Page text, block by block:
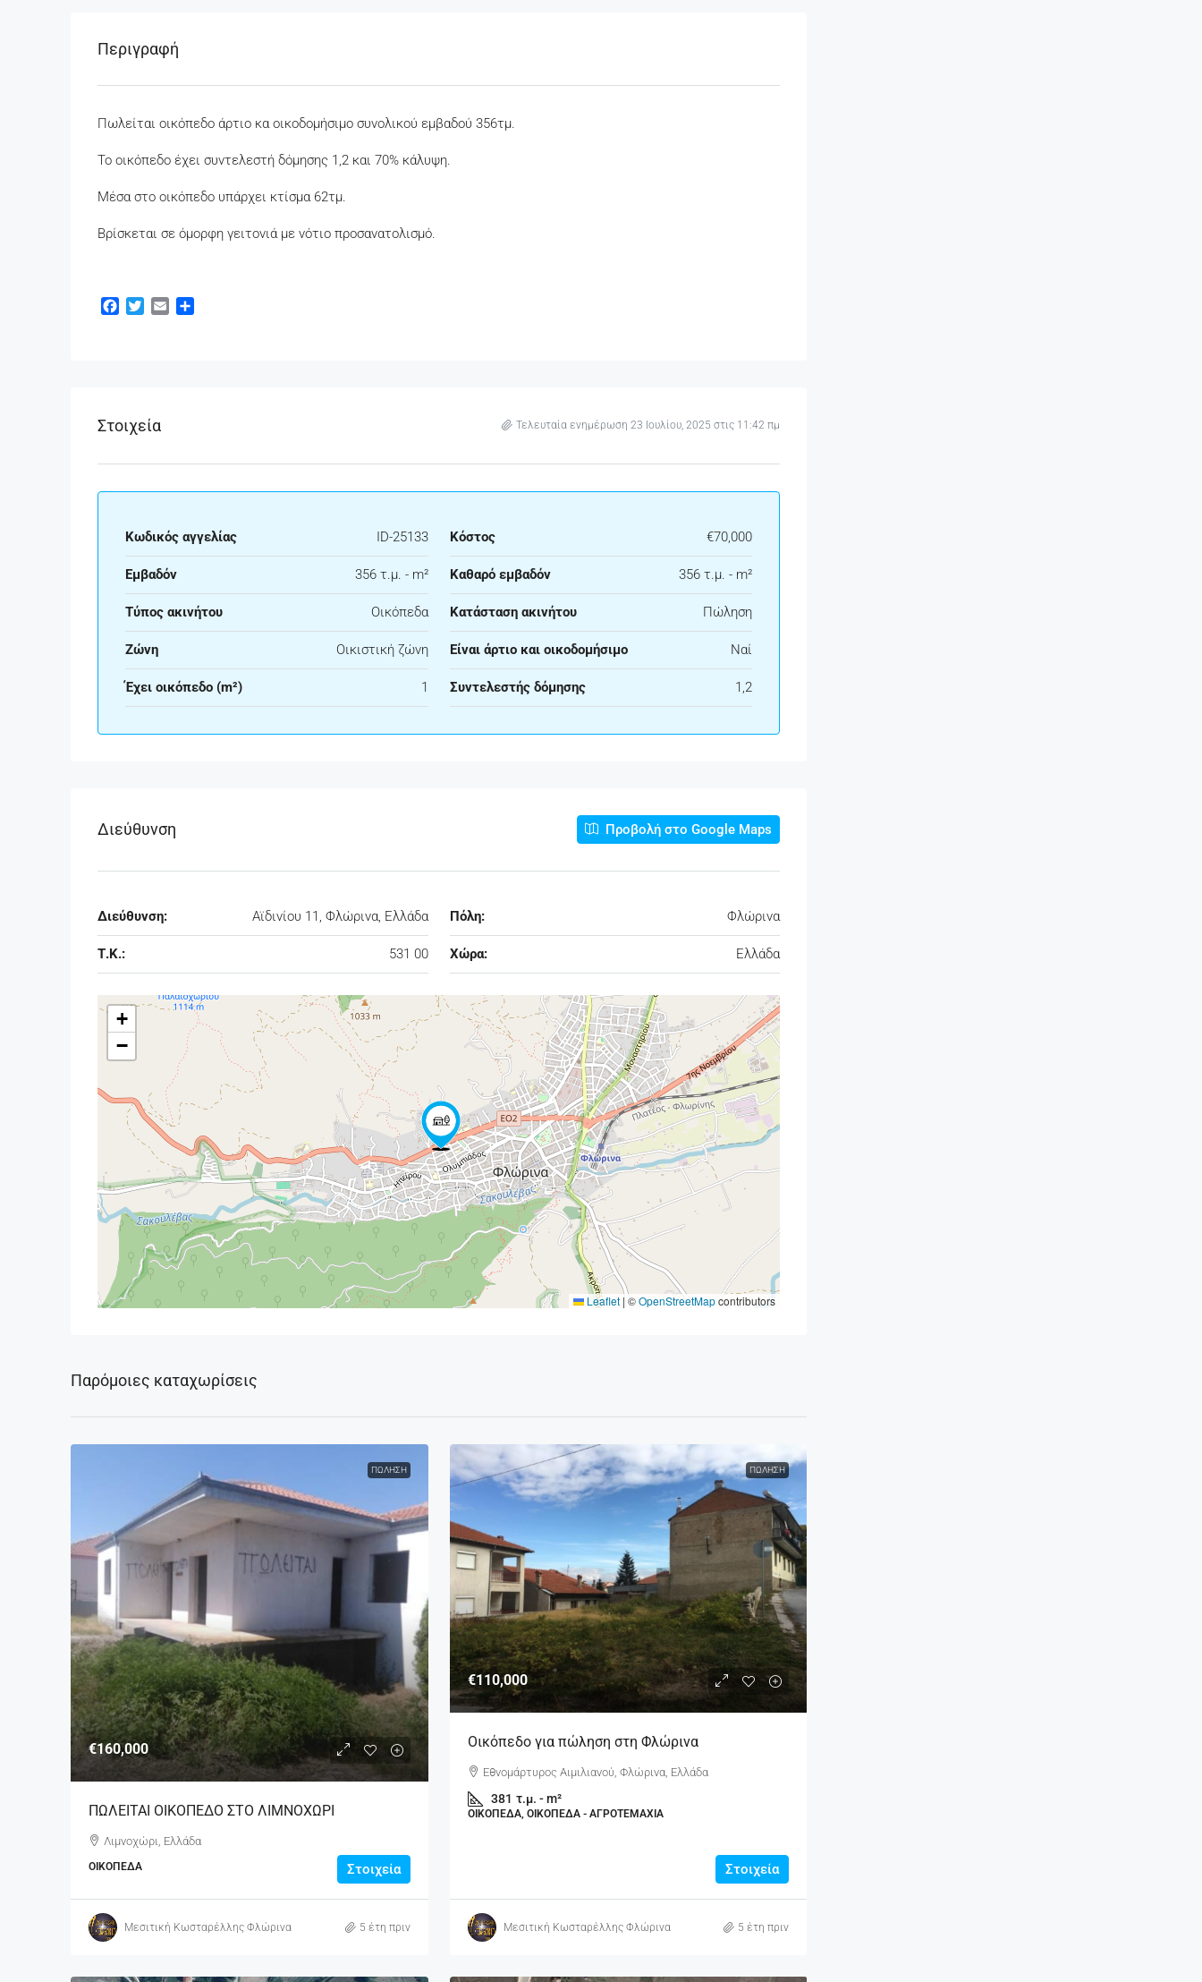
Περιγραφή
Πωλείται οικόπεδο άρτιο κα οικοδομήσιμο συνολικού εμβαδού 356τμ.
Το οικόπεδο έχει συντελεστή δόμησης 1,2 και 70% κάλυψη.
Μέσα στο οικόπεδο υπάρχει κτίσμα 62τμ.
Βρίσκεται σε όμορφη γειτονιά με νότιο προσανατολισμό.
Facebook
TwitterEmail
Στοιχεία Τελευταία ενημέρωση 23 Ιουλίου, 2025 στις 11:42 πμ
Κωδικός αγγελίας ID-25133 Κόστος €70,000
Εμβαδόν 356 τ.μ. - m² Καθαρό εμβαδόν 356 τ.μ. - m²
Τύπος ακινήτου Οικόπεδα Κατάσταση ακινήτου Πώληση
Ζώνη Οικιστική ζώνη Είναι άρτιο και οικοδομήσιμο Ναί
Έχει οικόπεδο (m²) 1 Συντελεστής δόμησης 1,2
Διεύθυνση Προβολή στο Google Maps
Διεύθυνση: Αϊδινίου 11, Φλώρινα, Ελλάδα Πόλη: Φλώρινα
Τ.Κ.: 531 00 Χώρα: Ελλάδα
+
−
Leaflet | ©OpenStreetMapcontributors
Παρόμοιες καταχωρίσεις
ΠΏΛΗΣΗ
€160,000
ΠΩΛΕΙΤΑΙ ΟΙΚΟΠΕΔΟ ΣΤΟ ΛΙΜΝΟΧΩΡΙ
Λιμνοχώρι, Ελλάδα
ΟΙΚΌΠΕΔΑ Στοιχεία
Μεσιτική Κωσταρέλλης Φλώρινα 5 έτη πριν
ΠΏΛΗΣΗ
€110,000
Οικόπεδο για πώληση στη Φλώρινα
Εθνομάρτυρος Αιμιλιανού, Φλώρινα, Ελλάδα
381 τ.μ. - m²
ΟΙΚΌΠΕΔΑ, ΟΙΚΌΠΕΔΑ - ΑΓΡΟΤΕΜΆΧΙΑ
Στοιχεία
Μεσιτική Κωσταρέλλης Φλώρινα 5 έτη πριν